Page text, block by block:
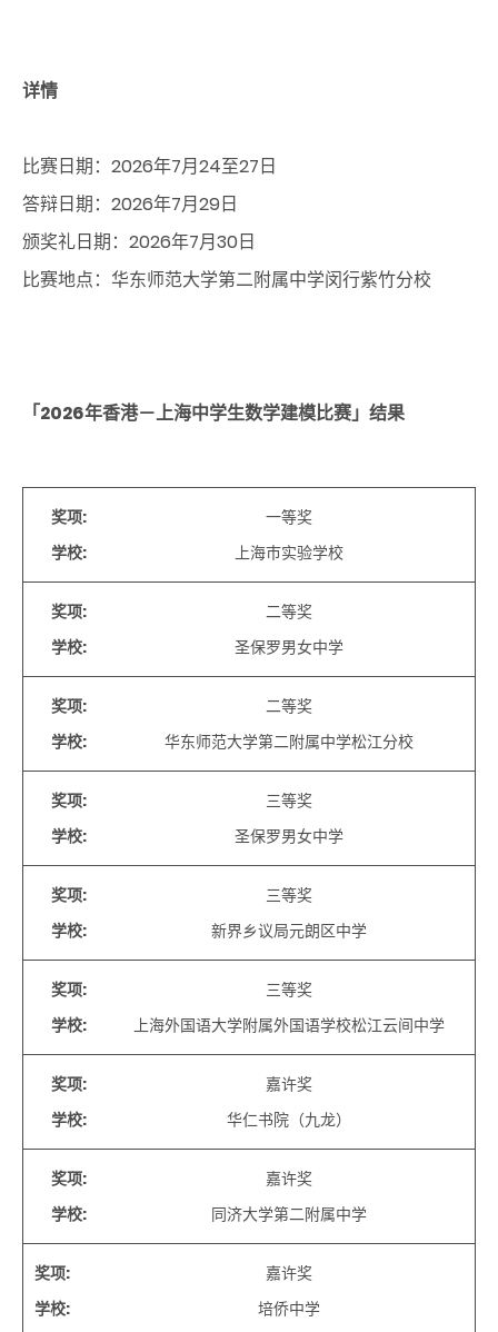
详情
比赛日期：2026年7月24至27日
答辩日期：2026年7月29日
颁奖礼日期：2026年7月30日
比赛地点：华东师范大学第二附属中学闵行紫竹分校
「2026年香港－上海中学生数学建模比赛」结果
奖项:
一等奖
学校: 上海巿实验学校
奖项:
二等奖
学校: 圣保罗男女中学
奖项:
二等奖
学校: 华东师范大学第二附属中学松江分校
奖项:
三等奖
学校: 圣保罗男女中学
奖项:
三等奖
学校: 新界乡议局元朗区中学
奖项:
三等奖
学校: 上海外国语大学附属外国语学校松江云间中学
奖项:
嘉许奖
学校: 华仁书院（九龙）
奖项:
嘉许奖
学校: 同济大学第二附属中学
奖项:
嘉许奖
学校: 培侨中学